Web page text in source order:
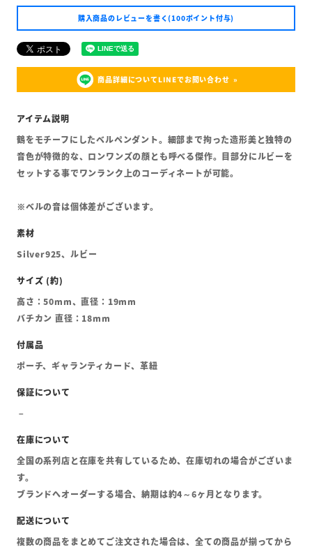
購入商品のレビューを書く(100ポイント付与)
商品詳細についてLINEでお問い合わせ
鶴をモチーフにしたベルペンダント。細部まで拘った造形美と独特の
音色が特徴的な、ロンワンズの顔とも呼べる傑作。目部分にルビーを
セットする事でワンランク上のコーディネートが可能。
※ベルの音は個体差がございます。
Silver925、ルビー
高さ：50mm、直径：19mm
バチカン 直径：18mm
ポーチ、ギャランティカード、革紐
全国の系列店と在庫を共有しているため、在庫切れの場合がございま
す。
ブランドへオーダーする場合、納期は約4～6ヶ月となります。
複数の商品をまとめてご注文された場合は、全ての商品が揃ってから